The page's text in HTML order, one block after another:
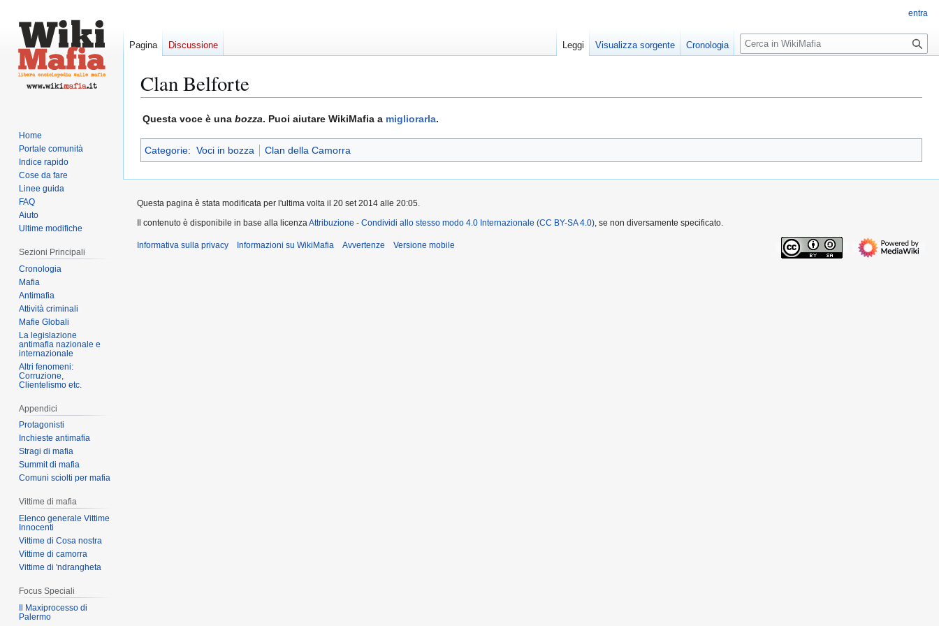
Clan Belforte
Vai
navigazione
Vai
ricerca
Questa voce è una bozza. Puoi aiutare WikiMafia a migliorarla.
Categorie: Voci in bozza Clan della Camorra
entra
Pagina Discussione Leggi Visualizza sorgente Cronologia
R
i
r
a
Home
Portale comunità
Indice rapido
Cose da fare
Linee guida
FAQ
Aiuto
Ultime modifiche
Sezioni Principali
Cronologia
Mafia
Antimafia
Attività criminali
Mafie Globali
La legislazione
antimafia nazionale e
internazionale
Altri fenomeni:
Corruzione,
Clientelismo etc.
Appendici
Protagonisti
Inchieste antimafia
Stragi di mafia
Summit di mafia
Comuni sciolti per mafia
Vittime di mafia
Elenco generale Vittime
Innocenti
Vittime di Cosa nostra
Vittime di camorra
Vittime di 'ndrangheta
Focus Speciali
Il Maxiprocesso di
Palermo
Questa pagina è stata modificata per l'ultima volta il 20 set 2014 alle 20:05.
Il contenuto è disponibile in base alla licenzaAttribuzione - Condividi allo stesso modo 4.0 Internazionale (CC BY-SA 4.0), se non diversamente specificato.
Informativa sulla privacy Informazioni su WikiMafia Avvertenze Versione mobile